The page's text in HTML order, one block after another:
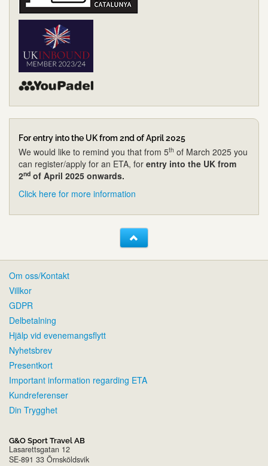
For entry into the UK from 2nd of April 2025
We would like to remind you that from 5th of March 2025 you
can register/apply for an ETA, for entry into the UK from
2nd of April 2025 onwards.
Click here for more information
Om oss/Kontakt
Villkor
GDPR
Delbetalning
Hjälp vid evenemangsflytt
Nyhetsbrev
Presentkort
Important information regarding ETA
Kundreferenser
Din Trygghet
G&O Sport Travel AB
Lasarettsgatan 12
SE-891 33 Örnsköldsvik